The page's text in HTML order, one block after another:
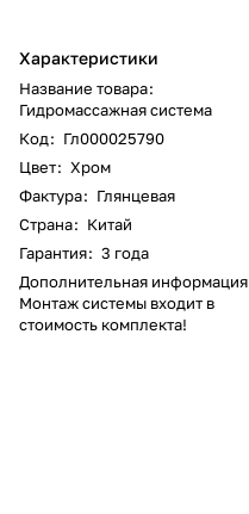
Характеристики
Название товара:
Гидромассажная система
Код: Гл000025790
Цвет: Хром
Фактура: Глянцевая
Страна: Китай
Гарантия: 3 года
Дополнительная информация
Монтаж системы входит в
стоимость комплекта!